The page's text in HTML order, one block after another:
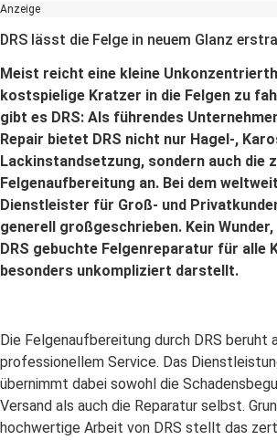
Anzeige
DRS lässt die Felge in neuem Glanz
Meist reicht eine kleine
kostspielige Kratzer in die Felgen zu
gibt es DRS: Als führendes
Repair bietet DRS nicht nur Hagel-,
Lackinstandsetzung, sondern auch die
Felgenaufbereitung an. Bei dem
Dienstleister für Groß- und
generell großgeschrieben. Kein
DRS gebuchte Felgenreparatur für alle
besonders unkompliziert darstellt.
Die Felgenaufbereitung durch DRS beruht
professionellem Service. Das
übernimmt dabei sowohl die
Versand als auch die Reparatur selbst.
hochwertige Arbeit von DRS stellt das